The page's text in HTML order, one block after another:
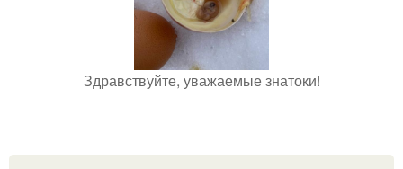
Здравствуйте, уважаемые знатоки!